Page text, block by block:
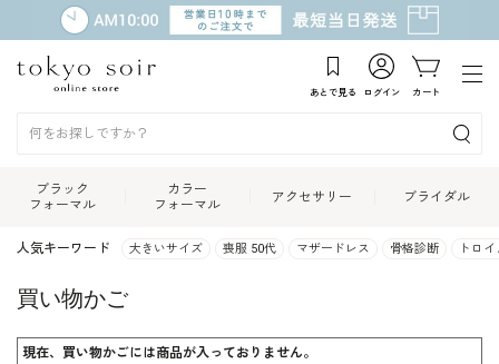
あとで見る ログイン カート
ブラック
フォーマル
カラー
フォーマル
アクセサリー ブライダル
人気キーワード 大きいサイズ 喪服 50代 マザードレス 骨格診断 トロ
買い物かご
現在、買い物かごには商品が入っておりません。